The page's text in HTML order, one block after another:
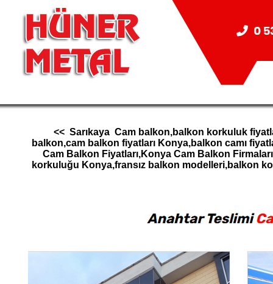
<< Sarıkaya Cam balkon,balkon korkuluk
balkon,cam balkon fiyatları Konya,balkon camı
Cam Balkon Fiyatları,Konya Cam Balkon
korkuluğu Konya,fransız balkon modelleri,balkon